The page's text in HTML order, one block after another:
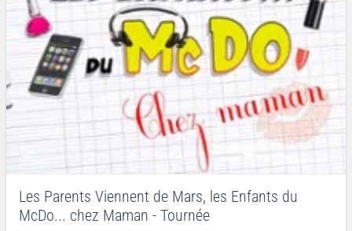
Les Parents Viennent de Mars, les Enfants du
McDo... chez Maman - Tournée